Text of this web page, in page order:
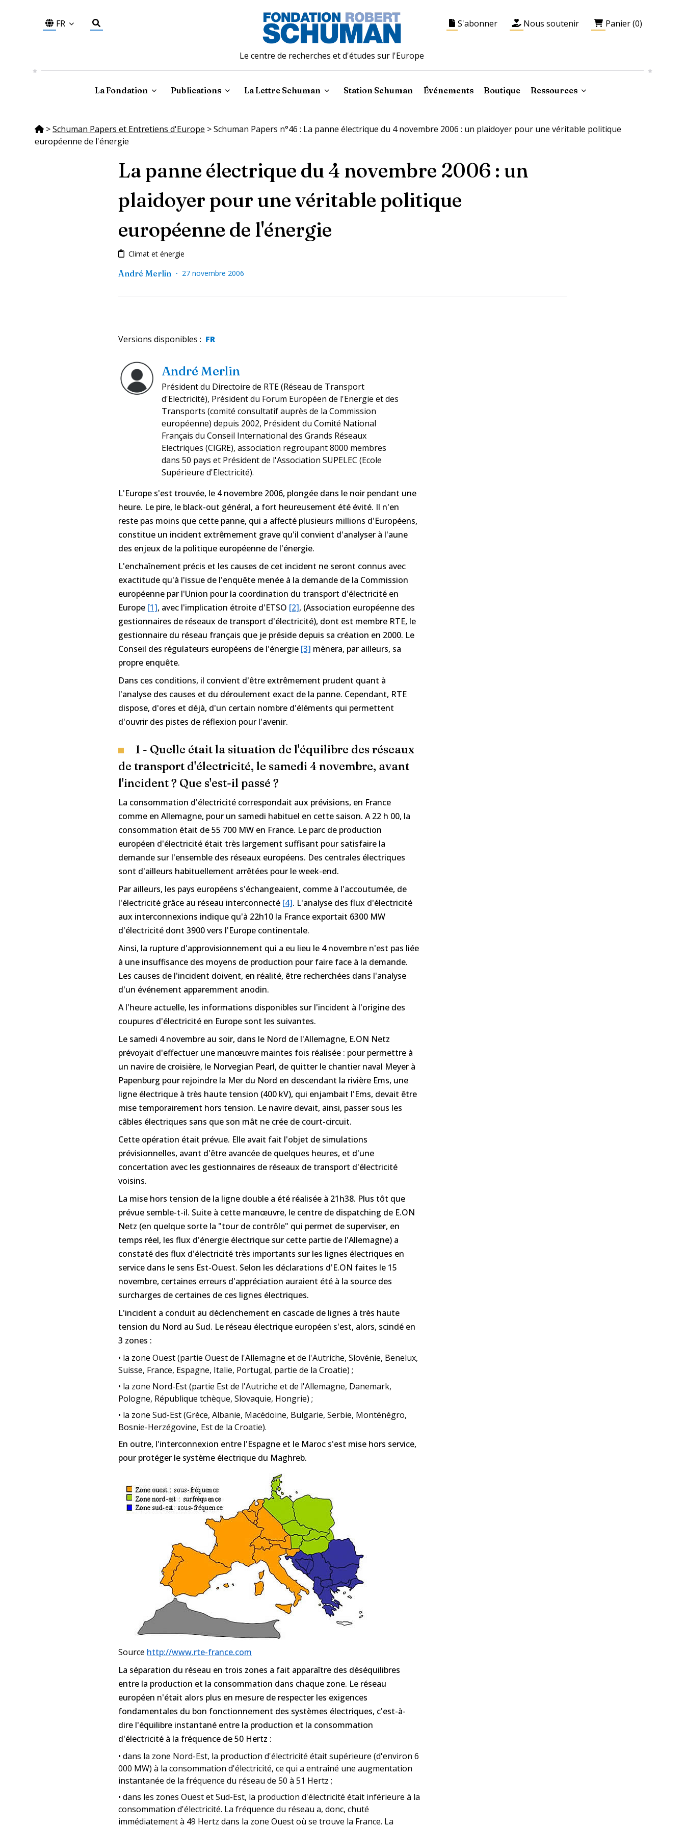
FR
Le centre de recherches et d'études sur l'Europe
S'abonner Nous soutenir Panier (0)
La Fondation Publications La Lettre Schuman Station Schuman Événements Boutique Ressources
>Schuman Papers et Entretiens d'Europe >Schuman Papers n°46 : La panne électrique du 4 novembre 2006 : un plaidoyer pour une véritable politique
européenne de l'énergie
La panne électrique du 4 novembre 2006 : un
plaidoyer pour une véritable politique
européenne de l'énergie
Climat et énergie
André Merlin - 27 novembre 2006
Versions disponibles : FR
André Merlin
Président du Directoire de RTE (Réseau de Transport
d'Electricité), Président du Forum Européen de l'Energie et des
Transports (comité consultatif auprès de la Commission
européenne) depuis 2002, Président du Comité National
Français du Conseil International des Grands Réseaux
Electriques (CIGRE), association regroupant 8000 membres
dans 50 pays et Président de l'Association SUPELEC (Ecole
Supérieure d'Electricité).
L'Europe s'est trouvée, le 4 novembre 2006, plongée dans le noir pendant une
heure. Le pire, le black-out général, a fort heureusement été évité. Il n'en
reste pas moins que cette panne, qui a affecté plusieurs millions d'Européens,
constitue un incident extrêmement grave qu'il convient d'analyser à l'aune
des enjeux de la politique européenne de l'énergie.
L'enchaînement précis et les causes de cet incident ne seront connus avec
exactitude qu'à l'issue de l'enquête menée à la demande de la Commission
européenne par l'Union pour la coordination du transport d'électricité en
Europe [1], avec l'implication étroite d'ETSO [2], (Association européenne des
gestionnaires de réseaux de transport d'électricité), dont est membre RTE, le
gestionnaire du réseau français que je préside depuis sa création en 2000. Le
Conseil des régulateurs européens de l'énergie [3] mènera, par ailleurs, sa
propre enquête.
Dans ces conditions, il convient d'être extrêmement prudent quant à
l'analyse des causes et du déroulement exact de la panne. Cependant, RTE
dispose, d'ores et déjà, d'un certain nombre d'éléments qui permettent
d'ouvrir des pistes de réflexion pour l'avenir.
1 - Quelle était la situation de l'équilibre des réseaux
de transport d'électricité, le samedi 4 novembre, avant
l'incident ? Que s'est-il passé ?
La consommation d'électricité correspondait aux prévisions, en France
comme en Allemagne, pour un samedi habituel en cette saison. A 22 h 00, la
consommation était de 55 700 MW en France. Le parc de production
européen d'électricité était très largement suffisant pour satisfaire la
demande sur l'ensemble des réseaux européens. Des centrales électriques
sont d'ailleurs habituellement arrêtées pour le week-end.
Par ailleurs, les pays européens s'échangeaient, comme à l'accoutumée, de
l'électricité grâce au réseau interconnecté [4]. L'analyse des flux d'électricité
aux interconnexions indique qu'à 22h10 la France exportait 6300 MW
d'électricité dont 3900 vers l'Europe continentale.
Ainsi, la rupture d'approvisionnement qui a eu lieu le 4 novembre n'est pas liée
à une insuffisance des moyens de production pour faire face à la demande.
Les causes de l'incident doivent, en réalité, être recherchées dans l'analyse
d'un événement apparemment anodin.
A l'heure actuelle, les informations disponibles sur l'incident à l'origine des
coupures d'électricité en Europe sont les suivantes.
Le samedi 4 novembre au soir, dans le Nord de l'Allemagne, E.ON Netz
prévoyait d'effectuer une manœuvre maintes fois réalisée : pour permettre à
un navire de croisière, le Norvegian Pearl, de quitter le chantier naval Meyer à
Papenburg pour rejoindre la Mer du Nord en descendant la rivière Ems, une
ligne électrique à très haute tension (400 kV), qui enjambait l'Ems, devait être
mise temporairement hors tension. Le navire devait, ainsi, passer sous les
câbles électriques sans que son mât ne crée de court-circuit.
Cette opération était prévue. Elle avait fait l'objet de simulations
prévisionnelles, avant d'être avancée de quelques heures, et d'une
concertation avec les gestionnaires de réseaux de transport d'électricité
voisins.
La mise hors tension de la ligne double a été réalisée à 21h38. Plus tôt que
prévue semble-t-il. Suite à cette manœuvre, le centre de dispatching de E.ON
Netz (en quelque sorte la "tour de contrôle" qui permet de superviser, en
temps réel, les flux d'énergie électrique sur cette partie de l'Allemagne) a
constaté des flux d'électricité très importants sur les lignes électriques en
service dans le sens Est-Ouest. Selon les déclarations d'E.ON faites le 15
novembre, certaines erreurs d'appréciation auraient été à la source des
surcharges de certaines de ces lignes électriques.
L'incident a conduit au déclenchement en cascade de lignes à très haute
tension du Nord au Sud. Le réseau électrique européen s'est, alors, scindé en
3 zones :
• la zone Ouest (partie Ouest de l'Allemagne et de l'Autriche, Slovénie, Benelux,
Suisse, France, Espagne, Italie, Portugal, partie de la Croatie) ;
• la zone Nord-Est (partie Est de l'Autriche et de l'Allemagne, Danemark,
Pologne, République tchèque, Slovaquie, Hongrie) ;
• la zone Sud-Est (Grèce, Albanie, Macédoine, Bulgarie, Serbie, Monténégro,
Bosnie-Herzégovine, Est de la Croatie).
En outre, l'interconnexion entre l'Espagne et le Maroc s'est mise hors service,
pour protéger le système électrique du Maghreb.
Source http://www.rte-france.com
La séparation du réseau en trois zones a fait apparaître des déséquilibres
entre la production et la consommation dans chaque zone. Le réseau
européen n'était alors plus en mesure de respecter les exigences
fondamentales du bon fonctionnement des systèmes électriques, c'est-à-
dire l'équilibre instantané entre la production et la consommation
d'électricité à la fréquence de 50 Hertz :
• dans la zone Nord-Est, la production d'électricité était supérieure (d'environ 6
000 MW) à la consommation d'électricité, ce qui a entraîné une augmentation
instantanée de la fréquence du réseau de 50 à 51 Hertz ;
• dans les zones Ouest et Sud-Est, la production d'électricité était inférieure à la
consommation d'électricité. La fréquence du réseau a, donc, chuté
immédiatement à 49 Hertz dans la zone Ouest où se trouve la France. La